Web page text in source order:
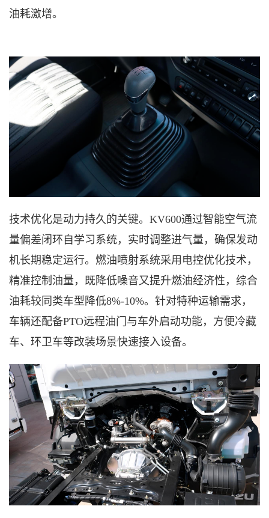
油耗激增。
技术优化是动力持久的关键。 KV600通过智能空气流
量偏差闭环自学习系统，实时调整进气量，确保发动
机长期稳定运行。燃油喷射系统采用电控优化技术，
精准控制油量，既降低噪音又提升燃油经济性，综合
油耗较同类车型降低8%-10%。针对特种运输需求，
车辆还配备PTO远程油门与车外启动功能，方便冷藏
车、环卫车等改装场景快速接入设备。